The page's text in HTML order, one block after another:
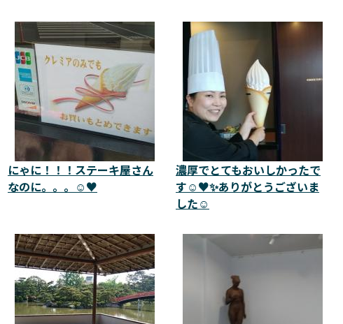
にゃに！！！ステーキ屋さん
なのに。。。☺️♥️
濃厚でとてもおいしかったで
す☺️♥️✨ありがとうございま
した☺️